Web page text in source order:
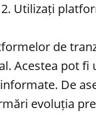
2. Utilizați
de
Acestea pot fi
De
evoluția